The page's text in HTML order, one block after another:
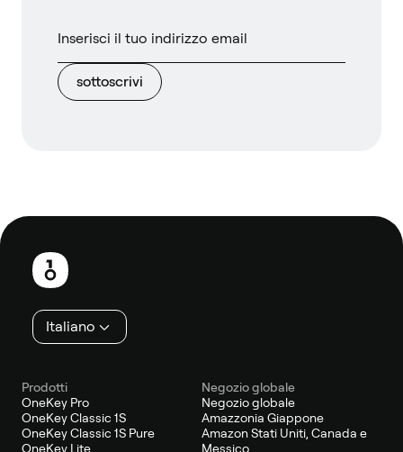
sottoscrivi
Piè
pagina
Italiano
Prodotti
OneKey Pro
OneKey Classic 1S
OneKey Classic 1S Pure
OneKey Lite
Negozio globale
Negozio globale
Amazzonia Giappone
Amazon Stati Uniti, Canada e
Messico